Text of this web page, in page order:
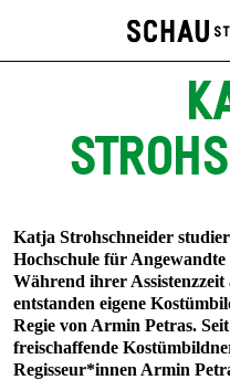
Katja Strohschneider
Hochschule für
Während ihrer
entstanden eigene
Regie von Armin Petras.
freischaffende
Regisseur*innen Armin